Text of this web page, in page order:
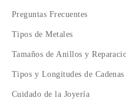
Preguntas Frecuentes
Tipos de Metales
Tamaños de Anillos y
Tipos y Longitudes de Cadenas
Cuidado de la Joyería